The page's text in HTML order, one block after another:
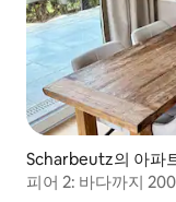
Scharbeutz의 아파
피어 2: 바다까지